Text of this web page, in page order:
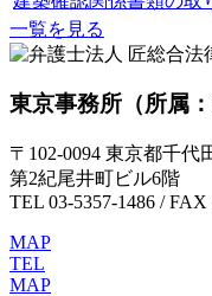
一覧を見る
東京事務所 （所属
〒102-0094 東京都千代
第2紀尾井町ビル6階
TEL 03-5357-1486 / FAX
MAP
TEL
MAP